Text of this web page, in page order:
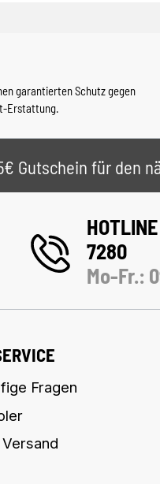
garantierten Schutz gegen
Erstattung.
Gutschein für den
7280
Mo-Fr.:
Fragen